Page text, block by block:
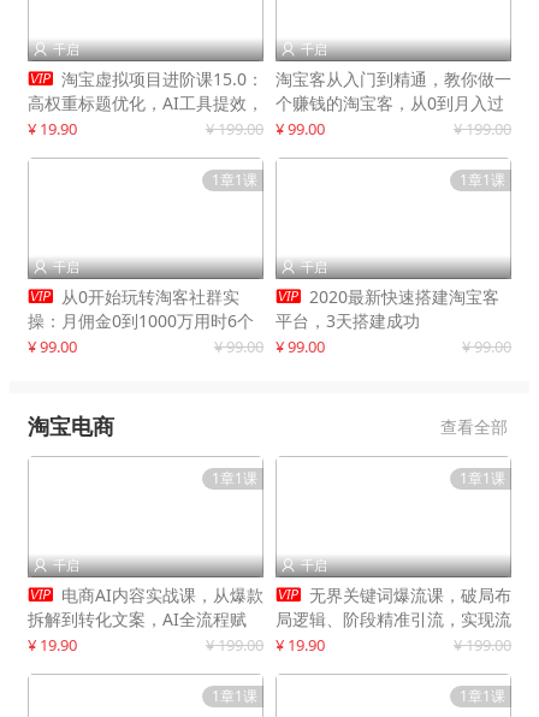
 千启
 淘宝虚拟项目进阶课15.0：
高权重标题优化，AI工具提效，
自动盈利模式搭建
¥ 19.90 ¥ 199.00
 千启
淘宝客从入门到精通，教你做一
个赚钱的淘宝客，从0到月入过
万
¥ 99.00 ¥ 199.00
1章1课
 千启
 从0开始玩转淘客社群实
操：月佣金0到1000万用时6个
月
¥ 99.00 ¥ 99.00
1章1课
 千启
 2020最新快速搭建淘宝客
平台，3天搭建成功
¥ 99.00 ¥ 99.00
淘宝电商 查看全部
1章1课
 千启
 电商AI内容实战课，从爆款
拆解到转化文案，AI全流程赋
能，解放人力，单月节省内容成
¥ 19.90 ¥ 199.00
1章1课
 千启
 无界关键词爆流课，破局布
局逻辑、阶段精准引流，实现流
量翻倍，店铺业绩增长50%+
¥ 19.90 ¥ 199.00
1章1课 1章1课